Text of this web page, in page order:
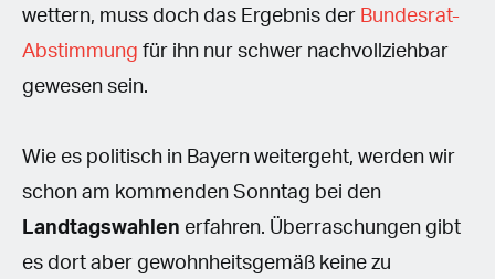
wettern, muss doch das Ergebnis der Bundesrat-
Abstimmung für ihn nur schwer nachvollziehbar
gewesen sein.
Wie es politisch in Bayern weitergeht, werden wir
schon am kommenden Sonntag bei den
Landtagswahlen erfahren. Überraschungen gibt
es dort aber gewohnheitsgemäß keine zu